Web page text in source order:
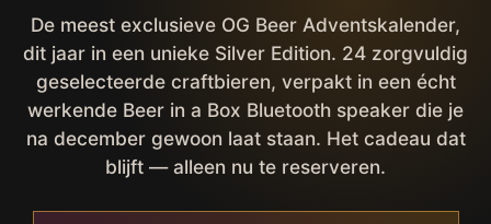
De meest exclusieve OG Beer Adventskalender,
dit jaar in een unieke Silver Edition. 24 zorgvuldig
geselecteerde craftbieren, verpakt in een écht
werkende Beer in a Box Bluetooth speaker die je
na december gewoon laat staan. Het cadeau dat
blijft — alleen nu te reserveren.